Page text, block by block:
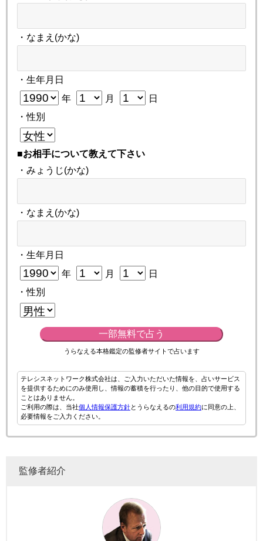
・なまえ(かな)
・生年月日
年 月
日
・性別
■お相手について教えて下さい
・みょうじ(かな)
・なまえ(かな)
・生年月日
年 月
日
・性別
一部無料で占う
うらなえる本格鑑定の監修者サイトで占います
テレシスネットワーク株式会社は、ご入力いただいた情報を、占いサービス
を提供するためにのみ使用し、情報の蓄積を行ったり、他の目的で使用する
ことはありません。
ご利用の際は、当社個人情報保護方針とうらなえるの利用規約に同意の上、
必要情報をご入力ください。
監修者紹介